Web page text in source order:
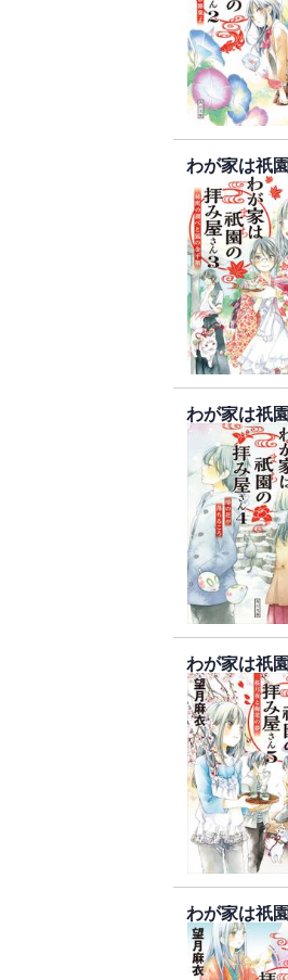
わが家は祇
わが家は祇
わが家は祇
わが家は祇